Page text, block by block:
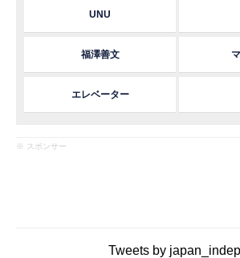
UNU
福澤善文
エレベーター
※ スポンサー
Tweets by